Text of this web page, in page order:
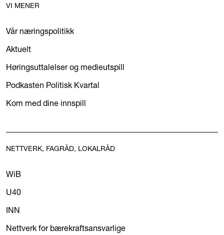
VI MENER
Vår næringspolitikk
Aktuelt
Høringsuttalelser og medieutspill
Podkasten Politisk Kvartal
Kom med dine innspill
NETTVERK, FAGRÅD, LOKALRÅD
WiB
U40
INN
Nettverk for bærekraftsansvarlige